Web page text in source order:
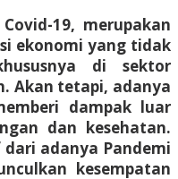
19, merupakan
ekonomi yang tidak
di sektor
Akan tetapi, adanya
dampak luar
dan kesehatan.
adanya Pandemi
kesempatan